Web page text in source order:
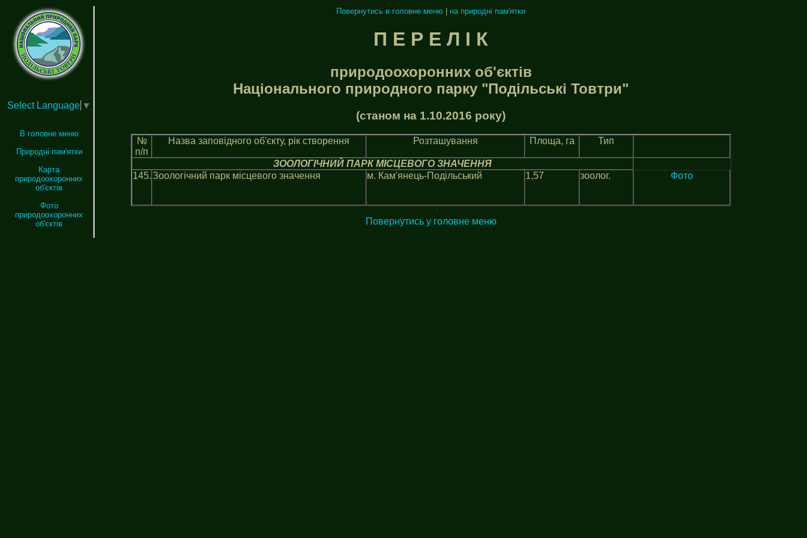
Select Language ▼
В головне меню
Природні пам'ятки
Карта
природоохоронних
об'єктів
Фото
природоохоронних
об'єктів
Повернутись в головне меню на природні пам'ятки
П Е Р Е Л I К
природоохоронних об'єктiв
Нацiонального природного парку "Подiльськi Товтри"
(станом на 1.10.2016 року)
№
п/п
Назва заповiдного об'єкту, рiк створення Розташування Площа, га Тип
ЗООЛОГІЧНИЙ ПАРК МІСЦЕВОГО ЗНАЧЕННЯ
145.Зоологічний парк місцевого значення м. Кам'янець-Подільський 1,57 зоолог. Фото
Повернутись у головне меню